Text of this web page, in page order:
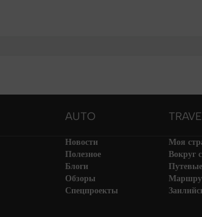
AUTO
Новости
Полезное
Блоги
Обзоры
Спецпроекты
Моя
Вокруг